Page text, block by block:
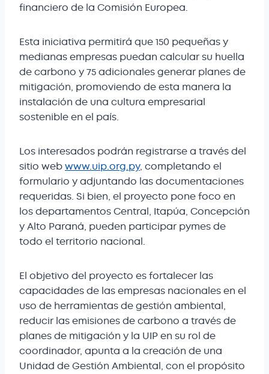
financiero de la Comisión Europea.
Esta iniciativa permitirá que 150 pequeñas y
medianas empresas puedan calcular su huella
de carbono y 75 adicionales generar planes de
mitigación, promoviendo de esta manera la
instalación de una cultura empresarial
sostenible en el país.
Los interesados podrán registrarse a través del
sitio webwww.uip.org.py, completando el
formulario y adjuntando las documentaciones
requeridas. Si bien, el proyecto pone foco en
los departamentos Central, Itapúa, Concepción
y Alto Paraná, pueden participar pymes de
todo el territorio nacional.
El objetivo del proyecto es fortalecer las
capacidades de las empresas nacionales en el
uso de herramientas de gestión ambiental,
reducir las emisiones de carbono a través de
planes de mitigación y la UIP en su rol de
coordinador, apunta a la creación de una
Unidad de Gestión Ambiental, con el propósito